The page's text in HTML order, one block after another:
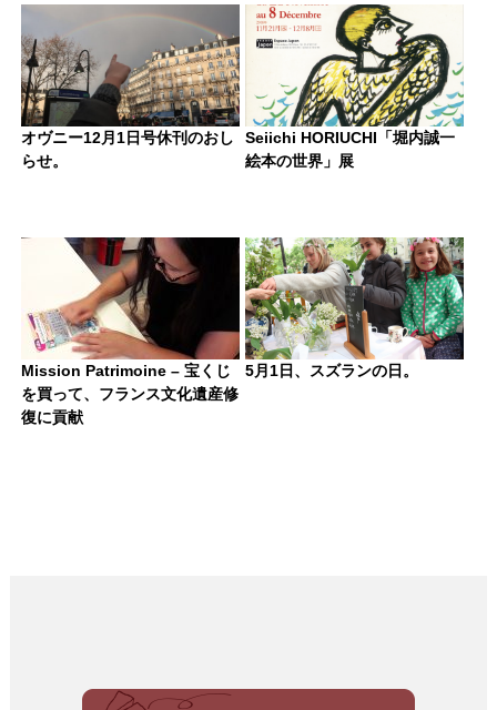
オヴニー12月1日号休刊のおし
らせ。
Seiichi HORIUCHI「堀内誠一
絵本の世界」展
Mission Patrimoine – 宝くじ
を買って、フランス文化遺産修
復に貢献
5月1日、スズランの日。